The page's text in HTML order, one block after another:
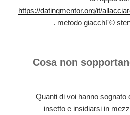
https://datingmentor.org/it/
metodo giacchГ©
Cosa non
Quanti di voi hanno sognato
insetto e insidiarsi in